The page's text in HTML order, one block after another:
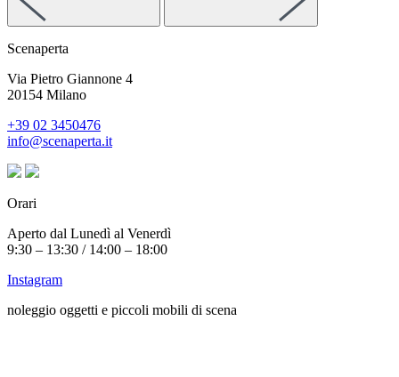
Scenaperta
Via Pietro Giannone 4
20154 Milano
+39 02 3450476
info@scenaperta.it
Orari
Aperto dal Lunedì al Venerdì
9:30 – 13:30 / 14:00 – 18:00
Instagram
noleggio oggetti e piccoli mobili di scena